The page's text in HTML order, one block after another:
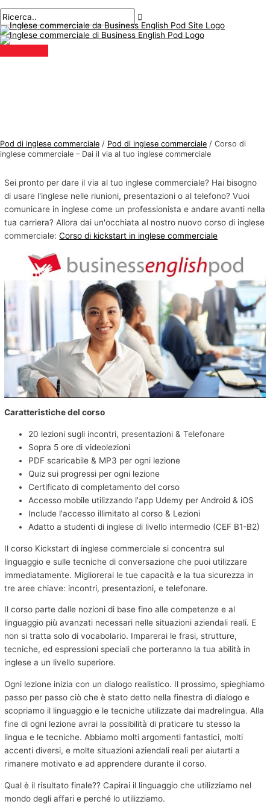
al
contenuto
principale
Pod di inglese commerciale / Pod di inglese commerciale / Corso di
inglese commerciale – Dai il via al tuo inglese commerciale
Sei pronto per dare il via al tuo inglese commerciale? Hai bisogno
di usare l'inglese nelle riunioni, presentazioni o al telefono? Vuoi
comunicare in inglese come un professionista e andare avanti nella
tua carriera? Allora dai un'occhiata al nostro nuovo corso di inglese
commerciale:Corso di kickstart in inglese commerciale
Caratteristiche del corso
20 lezioni sugli incontri, presentazioni & Telefonare
Sopra 5 ore di videolezioni
PDF scaricabile & MP3 per ogni lezione
Quiz sui progressi per ogni lezione
Certificato di completamento del corso
Accesso mobile utilizzando l'app Udemy per Android & iOS
Include l'accesso illimitato al corso & Lezioni
Adatto a studenti di inglese di livello intermedio (CEF B1-B2)
Il corso Kickstart di inglese commerciale si concentra sul
linguaggio e sulle tecniche di conversazione che puoi utilizzare
immediatamente. Migliorerai le tue capacità e la tua sicurezza in
tre aree chiave: incontri, presentazioni, e telefonare.
Il corso parte dalle nozioni di base fino alle competenze e al
linguaggio più avanzati necessari nelle situazioni aziendali reali. E
non si tratta solo di vocabolario. Imparerai le frasi, strutture,
tecniche, ed espressioni speciali che porteranno la tua abilità in
inglese a un livello superiore.
Ogni lezione inizia con un dialogo realistico. Il prossimo, spieghiamo
passo per passo ciò che è stato detto nella finestra di dialogo e
scopriamo il linguaggio e le tecniche utilizzate dai madrelingua. Alla
fine di ogni lezione avrai la possibilità di praticare tu stesso la
lingua e le tecniche. Abbiamo molti argomenti fantastici, molti
accenti diversi, e molte situazioni aziendali reali per aiutarti a
rimanere motivato e ad apprendere durante il corso.
Qual è il risultato finale?? Capirai il linguaggio che utilizziamo nel
mondo degli affari e perché lo utilizziamo.